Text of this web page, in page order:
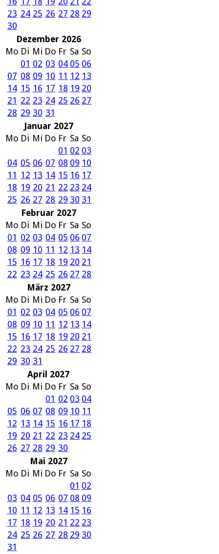
23 24 25 26 27 28 29
30
Dezember 2026
Mo Di Mi Do Fr Sa So
01 02 03 04 05 06
07 08 09 10 11 12 13
14 15 16 17 18 19 20
21 22 23 24 25 26 27
28 29 30 31
Januar 2027
Mo Di Mi Do Fr Sa So
01 02 03
04 05 06 07 08 09 10
11 12 13 14 15 16 17
18 19 20 21 22 23 24
25 26 27 28 29 30 31
Februar 2027
Mo Di Mi Do Fr Sa So
01 02 03 04 05 06 07
08 09 10 11 12 13 14
15 16 17 18 19 20 21
22 23 24 25 26 27 28
März 2027
Mo Di Mi Do Fr Sa So
01 02 03 04 05 06 07
08 09 10 11 12 13 14
15 16 17 18 19 20 21
22 23 24 25 26 27 28
29 30 31
April 2027
Mo Di Mi Do Fr Sa So
01 02 03 04
05 06 07 08 09 10 11
12 13 14 15 16 17 18
19 20 21 22 23 24 25
26 27 28 29 30
Mai 2027
Mo Di Mi Do Fr Sa So
01 02
03 04 05 06 07 08 09
10 11 12 13 14 15 16
17 18 19 20 21 22 23
24 25 26 27 28 29 30
31